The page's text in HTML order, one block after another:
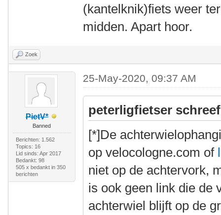
(kantelknik)fiets weer
midden. Apart hoor.
Zoek
PietV*
Banned
Berichten: 1.562
Topics: 16
Lid sinds: Apr 2017
Bedankt: 98
505 x bedankt in 350
berichten
25-May-2020, 09:37 AM
peterligfietser
[*]De
op velocologne.com of
niet op de achtervork,
is ook geen link die de
achterwiel blijft op de